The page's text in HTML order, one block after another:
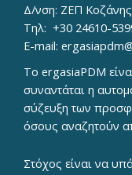
Δ/νση: ΖΕΠ
Τηλ: +30 24610-
E-mail:
To ergasiaPDM
συναντάται η
σύζευξη των
όσους αναζητούν
Στόχος είναι να